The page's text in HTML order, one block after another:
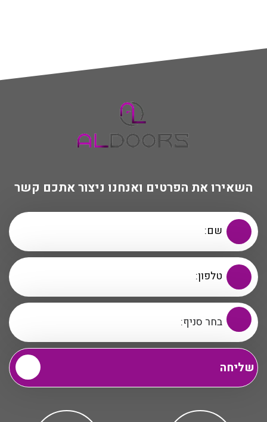
השאירו את הפרטים ואנחנו ניצור אתכם קשר